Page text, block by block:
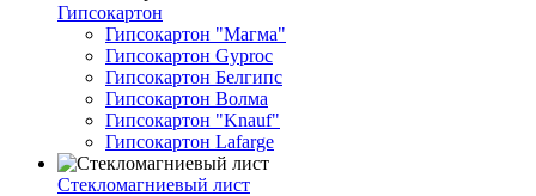
Гипсокартон
Гипсокартон "Магма"
Гипсокартон Gyproc
Гипсокартон Белгипс
Гипсокартон Волма
Гипсокартон "Knauf"
Гипсокартон Lafarge
Стекломагниевый лист